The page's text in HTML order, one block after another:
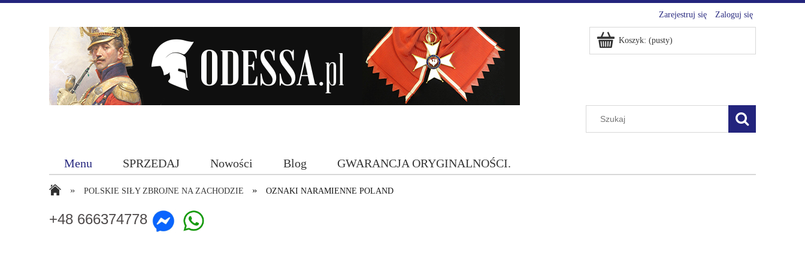
Zarejestruj się Zaloguj się
Koszyk: (pusty)
Menu SPRZEDAJ Nowości Blog GWARANCJA ORYGINALNOŚCI.
» POLSKIE SIŁY ZBROJNE NA ZACHODZIE » OZNAKI NARAMIENNE POLAND
+48 666374778